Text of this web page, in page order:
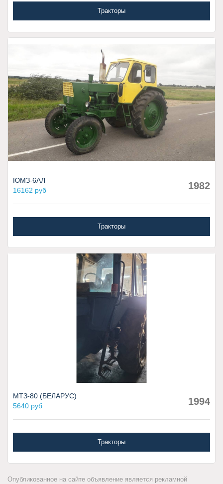
Тракторы
ЮМЗ-6АЛ
16162 руб
1982
Тракторы
МТЗ-80 (БЕЛАРУС)
5640 руб
1994
Тракторы
Опубликованное на сайте объявление является рекламной